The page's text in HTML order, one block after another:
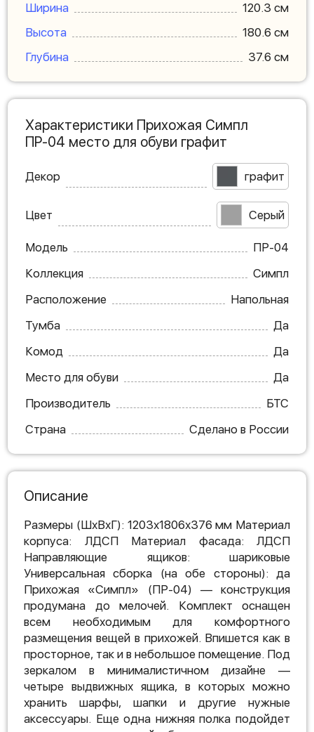
Ширина
120.3 см
Высота
180.6 см
Глубина
37.6 см
Характеристики Прихожая Симпл
ПР-04 место для обуви графит
Декор графит
Цвет Серый
Модель
ПР-04
Коллекция
Симпл
Расположение
Напольная
Тумба
Да
Комод
Да
Место для обуви
Да
Производитель
БТС
Страна
Сделано в России
Описание
Размеры (ШхВхГ): 1203х1806х376 мм Материал
корпуса: ЛДСП Материал фасада: ЛДСП
Направляющие ящиков: шариковые
Универсальная сборка (на обе стороны): да
Прихожая «Симпл» (ПР-04) — конструкция
продумана до мелочей. Комплект оснащен
всем необходимым для комфортного
размещения вещей в прихожей. Впишется как в
просторное, так и в небольшое помещение. Под
зеркалом в минималистичном дизайне —
четыре выдвижных ящика, в которых можно
хранить шарфы, шапки и другие нужные
аксессуары. Еще одна нижняя полка подойдет